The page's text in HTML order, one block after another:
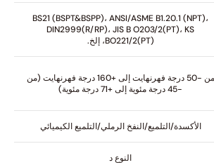
BS21 (BSPT&BSPP)، ANSI/ASME B1.20.1 (NPT)،
DIN2999(R/RP)، JIS B O203/2(PT)، KS
BO221/2(PT)، إلخ.
من -50 درجة فهرنهايت إلى +160 درجة فهرنهايت (من
-45 درجة مئوية إلى +71 درجة مئوية)
الأكسدة/التلميع/النفخ الرملي/التلميع الكيميائي
النوع د